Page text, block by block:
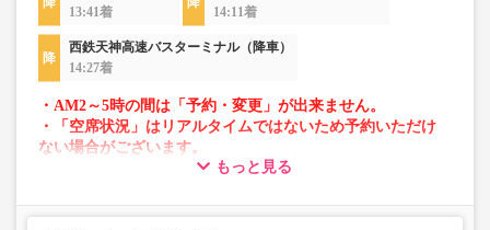
13:41着
14:11着
西鉄天神高速バスターミナル（降車）
14:27着
・AM2～5時の間は「予約・変更」が出来ません。
・「空席状況」はリアルタイムではないため予約いただけ
ない場合がございます。
・車両は予告なく変更となる場合がございます。これに伴
で、あらかじめご了承ください。
もっと見る